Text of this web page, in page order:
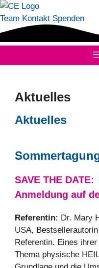
Skip
to
content
Team Kontakt Spenden
Aktuelles
Aktuelles
SAVE THE
Anmeldung auf
Referentin: Dr. Mary
USA,
Referentin. Eines
Thema physische